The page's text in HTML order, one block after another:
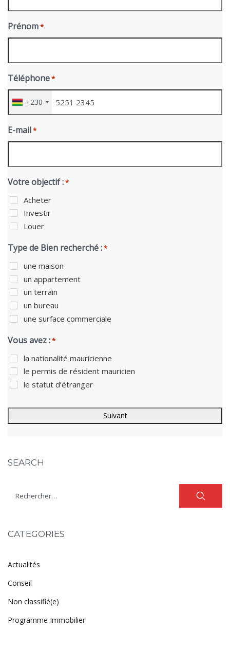
Prénom*
Téléphone*
+230
E-mail*
Votre objectif :*
Acheter
Investir
Louer
Type de Bien recherché :*
une maison
un appartement
un terrain
un bureau
une surface commerciale
Vous avez :*
la nationalité mauricienne
le permis de résident mauricien
le statut d’étranger
SEARCH
CATEGORIES
Actualités
Conseil
Non classifié(e)
Programme Immobilier